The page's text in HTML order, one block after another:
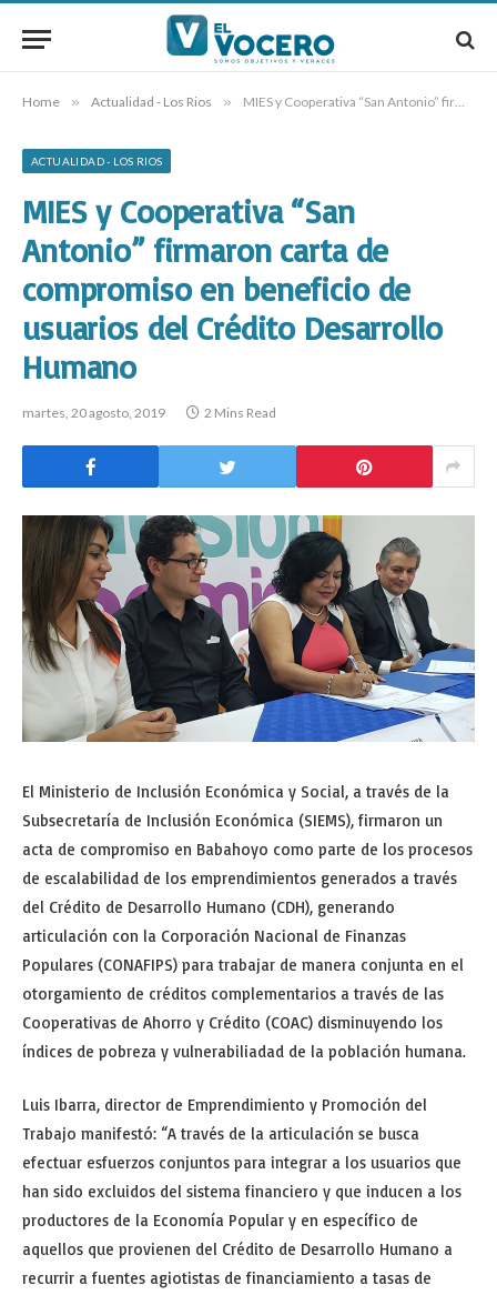
Home » Actualidad - Los Rios » MIES y Cooperativa “San Antonio” firmaron carta de compromiso en beneficio de usuarios del Crédito Desarrollo Humano
ACTUALIDAD - LOS RIOS
MIES y Cooperativa “San
Antonio” firmaron carta de
compromiso en beneficio de
usuarios del Crédito Desarrollo
Humano
martes, 20 agosto, 2019 2 Mins Read
El Ministerio de Inclusión Económica y Social, a través de la
Subsecretaría de Inclusión Económica (SIEMS), firmaron un
acta de compromiso en Babahoyo como parte de los procesos
de escalabilidad de los emprendimientos generados a través
del Crédito de Desarrollo Humano (CDH), generando
articulación con la Corporación Nacional de Finanzas
Populares (CONAFIPS) para trabajar de manera conjunta en el
otorgamiento de créditos complementarios a través de las
Cooperativas de Ahorro y Crédito (COAC) disminuyendo los
índices de pobreza y vulnerabiliadad de la población humana.
Luis Ibarra, director de Emprendimiento y Promoción del
Trabajo manifestó: “A través de la articulación se busca
efectuar esfuerzos conjuntos para integrar a los usuarios que
han sido excluidos del sistema financiero y que inducen a los
productores de la Economía Popular y en específico de
aquellos que provienen del Crédito de Desarrollo Humano a
recurrir a fuentes agiotistas de financiamiento a tasas de